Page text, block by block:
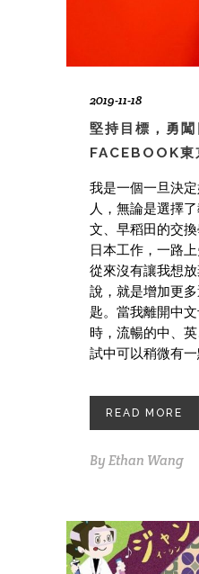
2019-11-18
堅持目標，勇闖
FACEBOOK
我是一個一旦決
人，無論是選擇
文、早稻田的交
日本工作，一路
從來沒有讓我想
說，就是增加更
匙。當我離開中
時，流暢的中、
試中可以稍微有一
READ MORE
By Ethan Wang